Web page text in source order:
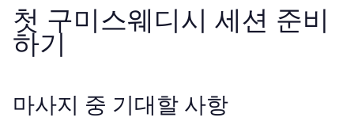
첫 구미스웨디시 세션 준비
하기
마사지 중 기대할 사항